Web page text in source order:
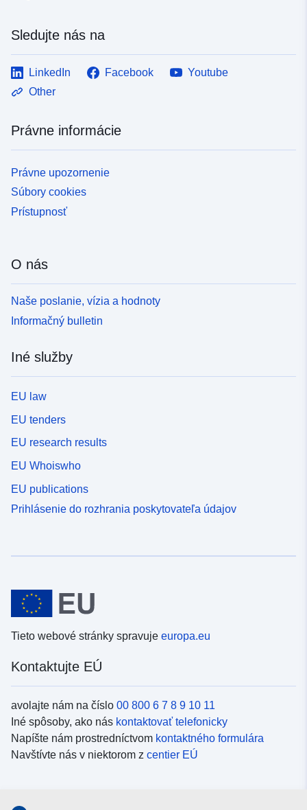
Sledujte nás na
LinkedIn Facebook
Youtube
Other
Právne informácie
Právne upozornenie
Súbory cookies
Prístupnosť
O nás
Naše poslanie, vízia a hodnoty
Informačný bulletin
Iné služby
EU law
EU tenders
EU research results
EU Whoiswho
EU publications
Prihlásenie do rozhrania poskytovateľa údajov
Tieto webové stránky spravuje europa.eu
Kontaktujte EÚ
avolajte nám na číslo 00 800 6 7 8 9 10 11
Iné spôsoby, ako nás kontaktovať telefonicky
Napíšte nám prostredníctvom kontaktného formulára
Navštívte nás v niektorom z centier EÚ